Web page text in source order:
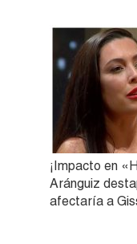
¡Impacto en
Aránguiz
afectaría a